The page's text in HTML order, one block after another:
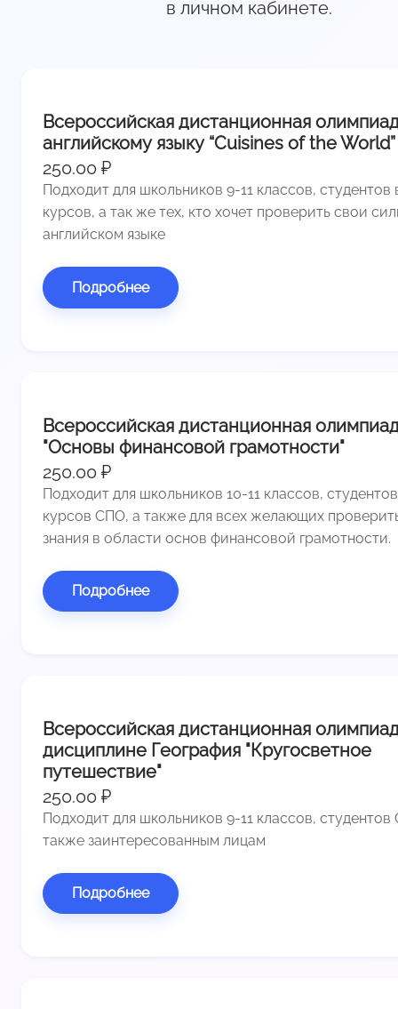
в личном кабинете.
Всероссийская дистанционная
английскому языку “Cuisines of the World”
250.00 ₽
Подходит для школьников 9-11 классов, студентов
курсов, а так же тех, кто хочет проверить свои
английском языке
Подробнее
Всероссийская дистанционная
"Основы финансовой грамотности"
250.00 ₽
Подходит для школьников 10-11 классов,
курсов СПО, а также для всех желающих
знания в области основ финансовой грамотности.
Подробнее
Всероссийская дистанционная
дисциплине География "Кругосветное
путешествие"
250.00 ₽
Подходит для школьников 9-11 классов,
также заинтересованным лицам
Подробнее